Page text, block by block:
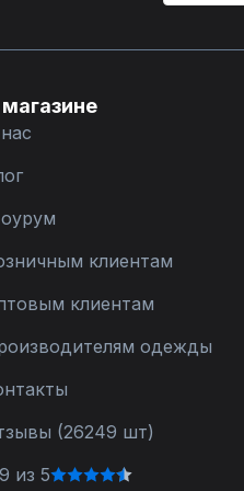
клиентам
клиентам
одежды
(26249 шт)
из 5